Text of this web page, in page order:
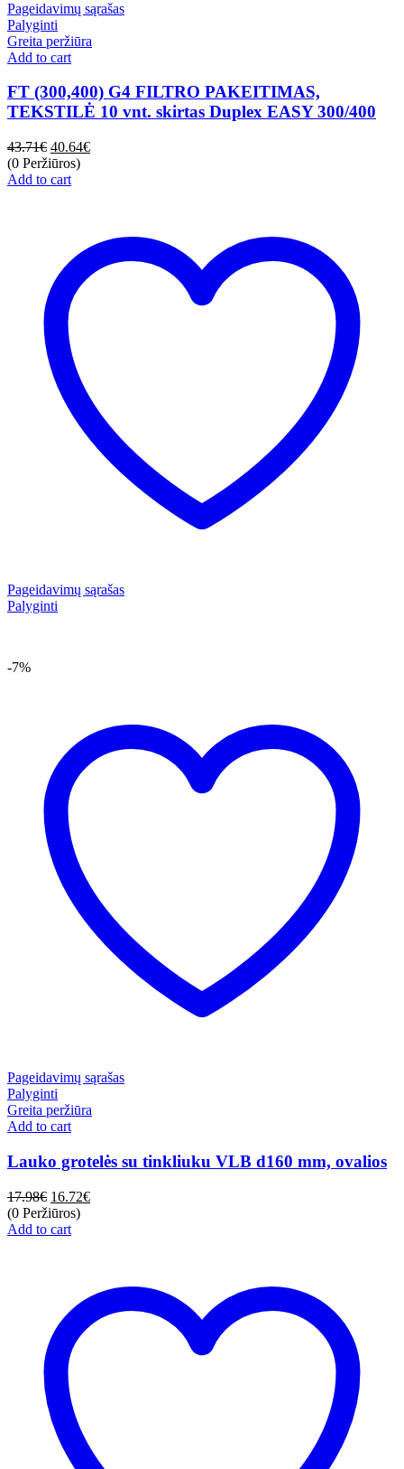
Pageidavimų sąrašas
Palyginti
Greita peržiūra
Add to cart
FT (300,400) G4 FILTRO PAKEITIMAS,
TEKSTILĖ 10 vnt. skirtas Duplex EASY 300/400
43.71€ 40.64€
(0 Peržiūros)
Add to cart
Pageidavimų sąrašas
Palyginti
-7%
Pageidavimų sąrašas
Palyginti
Greita peržiūra
Add to cart
Lauko grotelės su tinkliuku VLB d160 mm, ovalios
17.98€ 16.72€
(0 Peržiūros)
Add to cart